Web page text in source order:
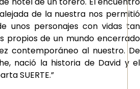
de la nuestra nos permitió
unos personajes con vidas tan
propios de un mundo encerrado
contemporáneo al nuestro. De
nació la historia de David y el
SUERTE.”